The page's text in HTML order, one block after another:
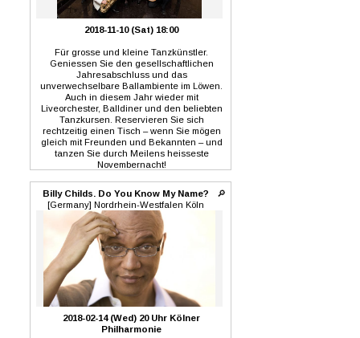
2018-11-10 (Sat) 18:00
Für grosse und kleine Tanzkünstler.
Geniessen Sie den gesellschaftlichen
Jahresabschluss und das
unverwechselbare Ballambiente im Löwen.
Auch in diesem Jahr wieder mit
Liveorchester, Balldiner und den beliebten
Tanzkursen. Reservieren Sie sich
rechtzeitig einen Tisch – wenn Sie mögen
gleich mit Freunden und Bekannten – und
tanzen Sie durch Meilens heisseste
Novembernacht!
🔎
Billy Childs. Do You Know My Name?
[Germany] Nordrhein-Westfalen Köln
2018-02-14 (Wed) 20 Uhr Kölner
Philharmonie